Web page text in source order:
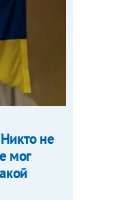
не
мог